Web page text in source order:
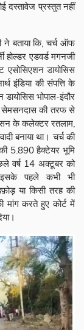
दस्तावेज प्रस्तुत नहीं
बताया कि, चर्च ऑफ
होल्डर एडवर्ड मगनजी
एसोसिएशन डायोसिस
इंडिया की संपत्ति के
भोपाल-इंदौर
सेमसनदास की तरफ से
के कलेक्टर रतलाम,
बनाया था। चर्च की
5.890 हैक्टेयर भूमि
वर्ष 14 अक्टूबर को
इसके पहले कभी भी
या किसी तरह की
मांग करते हुए कोर्ट में